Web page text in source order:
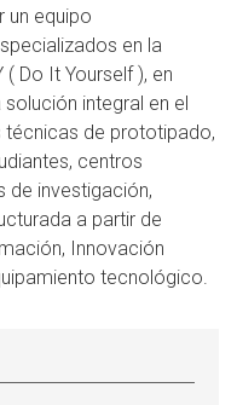
un equipo
en la
Do It Yourself ), en
integral en el
técnicas de prototipado,
centros
de investigación,
a partir de
Innovación
tecnológico.